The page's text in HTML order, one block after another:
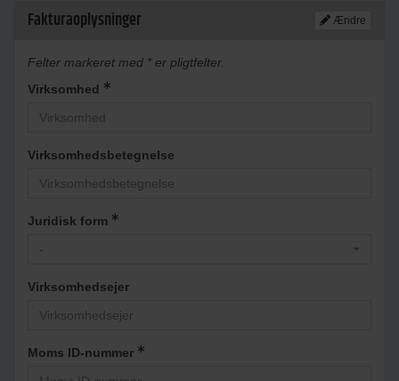
Fakturaoplysninger Ændre
Felter markeret med * er pligtfelter.
Virksomhed
Virksomhedsbetegnelse
Juridisk form
-
Virksomhedsejer
Moms ID-nummer